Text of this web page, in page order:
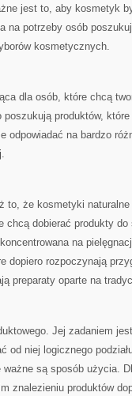
jest to, aby kosmetyk
na potrzeby osób
kosmetycznych.
dla osób, które chcą
produktów,
odpowiadać na bardzo
to, że kosmetyki
chcą dobierać produkty
na
dopiero rozpoczynają
preparaty oparte na
Jej zadaniem
od niej logicznego
są sposób użycia.
znalezieniu produktów